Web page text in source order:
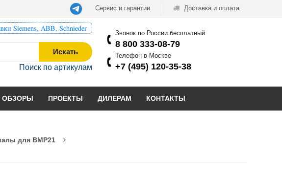
Сервис и гарантии Доставка и оплата
Siemens, ABB, Schnieder
Искать
Поиск по артикулам
Звонок по России бесплатный
8 800 333-08-79
Телефон в Москве
+7 (495) 120-35-38
ОБЗОРЫ ПРОЕКТЫ ДИЛЕРАМ КОНТАКТЫ
для BMP21